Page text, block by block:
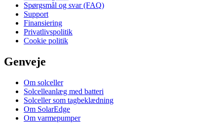
Spørgsmål og svar (FAQ)
Support
Finansiering
Privatlivspolitik
Cookie politik
Genveje
Om solceller
Solcelleanlæg med batteri
Solceller som tagbeklædning
Om SolarEdge
Om varmepumper